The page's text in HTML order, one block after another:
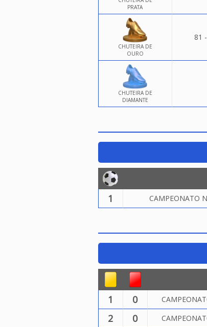
PRATA
CHUTEIRA DE
OURO
81
CHUTEIRA DE
DIAMANTE
1 CAMPEONATO
1 0
2 0